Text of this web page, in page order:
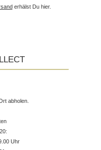
erhälst Du hier.
abholen.
Uhr